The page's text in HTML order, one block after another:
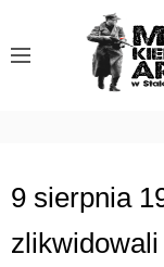
9 sierpnia